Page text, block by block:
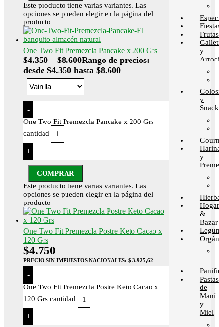
Este producto tiene varias variantes. Las
opciones se pueden elegir en la página del
producto
One Two Fit Premezcla Pancake x 200 Grs
$4.350 – $8.600Rango de precios:
desde $4.350 hasta $8.600
-
One Two Fit Premezcla Pancake x 200 Grs
cantidad
+
COMPRAR
Este producto tiene varias variantes. Las
opciones se pueden elegir en la página del
producto
One Two Fit Premezcla Postre Keto Cacao x
120 Grs
$4.750
PRECIO SIN IMPUESTOS NACIONALES: $ 3.925,62
-
One Two Fit Premezcla Postre Keto Cacao x
120 Grs cantidad
+
Frutas
y
y
y
Hogar
&
Bazar
Pastas
de
Maní
y
Miel